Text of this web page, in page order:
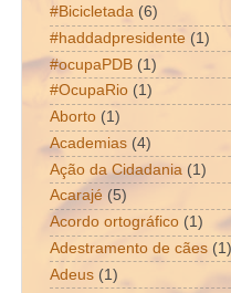
#Bicicletada (6)
#haddadpresidente (1)
#ocupaPDB (1)
#OcupaRio (1)
Aborto (1)
Academias (4)
Ação da Cidadania (1)
Acarajé (5)
Acordo ortográfico (1)
Adestramento de cães (1)
Adeus (1)